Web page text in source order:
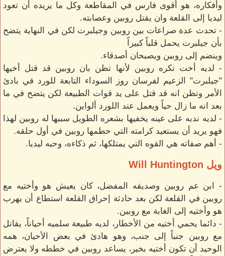
وأفكاره، هو أقوى فارس في المقاطعة وكل ما يريده أن تعود
ليديا إلى القلعة وان يقتل روبين وعصابته.
- تحدث عدة صراعات بين روبين وجيلبرت لكن في النهاية يتضح
بأن جيلبرت يحمل قلباً كبيراً
وينضم إلى روبين ويصبحان أصدقاء.
- لديه أخت تكره روبين لأنها تظن بان روبين قد قتل أخيها
"جيلبرت" الزعيم لفرسان روز السوداء التابعة للورد في بادئ
الأمر وتظن انه قد قتل على يد قوات الطبيعة لكن يتضح في ما
بعد انه ما زال حياً ويعمل عند اللورد ألواين.
- لديه ندبه على عينه يخفيها بشعره الطويل سببها له روبين لهذا
فهو يريد أن يستعيد كرامته التي حطمها روبين في أول حلقه.
- أهم صفاته هي القوه التي يمتلكها، ثم ذكاءه، وحبه ليديا.
ويل Will Huntington
- ابن عم روبين وصديقه المفضل، كان يعيش هو وأختيه مع
روبين في القلعة لكن بعد حادثة إحراق القلعة استطاع أن يهرب
هو وأختيه إلى الغابة مع روبين.
- دائما يحمي أختيه من الأخطار، لديه طبيعة سلميه أحياناً، يقاتل
مع روبين جنباً إلى جنب، وهو هادئ في بعض الأحيان، همه
الوحيد أن تكون أختيه بخير، يساعد روبين في خططه ولا يعترض